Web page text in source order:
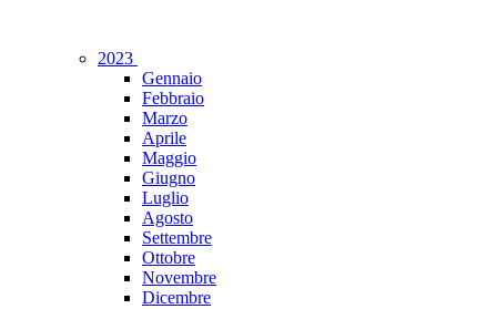
2023
Gennaio
Febbraio
Marzo
Aprile
Maggio
Giugno
Luglio
Agosto
Settembre
Ottobre
Novembre
Dicembre